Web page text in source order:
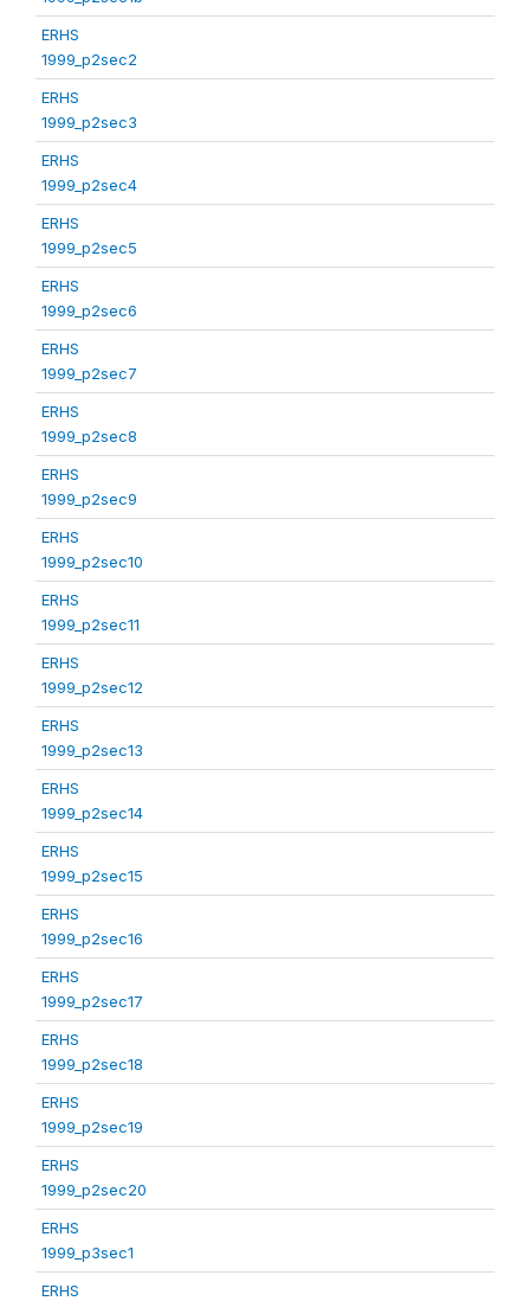
ERHS
1999_p2sec2
ERHS
1999_p2sec3
ERHS
1999_p2sec4
ERHS
1999_p2sec5
ERHS
1999_p2sec6
ERHS
1999_p2sec7
ERHS
1999_p2sec8
ERHS
1999_p2sec9
ERHS
1999_p2sec10
ERHS
1999_p2sec11
ERHS
1999_p2sec12
ERHS
1999_p2sec13
ERHS
1999_p2sec14
ERHS
1999_p2sec15
ERHS
1999_p2sec16
ERHS
1999_p2sec17
ERHS
1999_p2sec18
ERHS
1999_p2sec19
ERHS
1999_p2sec20
ERHS
1999_p3sec1
ERHS